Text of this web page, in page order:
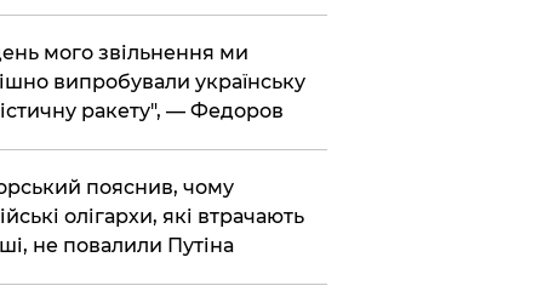
мого звільнення ми
випробували українську
ракету", — Федоров
пояснив, чому
олігархи, які втрачають
не повалили Путіна